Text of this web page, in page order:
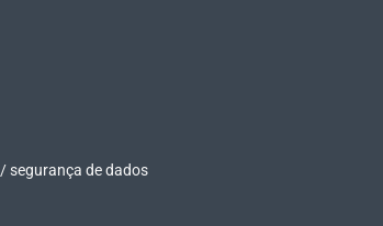
/segurança de dados